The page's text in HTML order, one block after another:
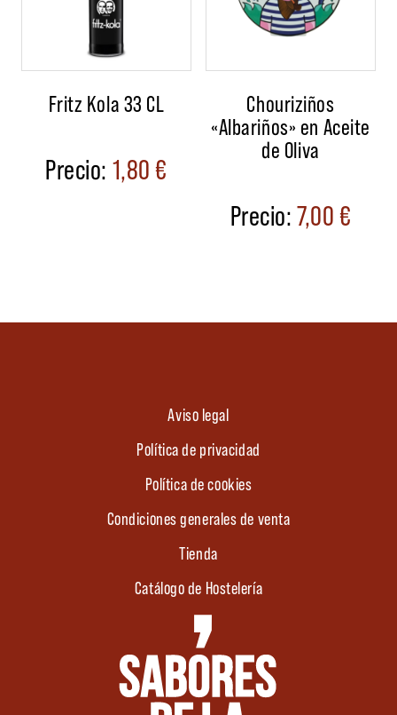
Fritz Kola 33 CL
1,80€
Chouriziños
«Albariños» en Aceite
de Oliva
7,00€
Aviso legal
Política de privacidad
Política de cookies
Condiciones generales de venta
Tienda
Catálogo de Hostelería